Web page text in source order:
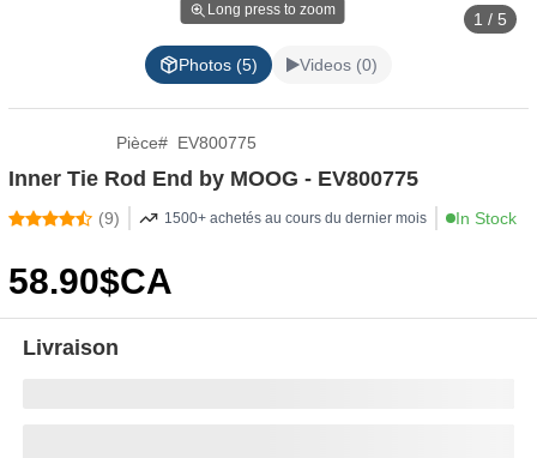
Long press to zoom 1 / 5
Photos (5) Videos (0)
Pièce# EV800775
Inner Tie Rod End by MOOG - EV800775
(9) 1500+ achetés au cours du dernier mois In Stock
58.90$CA
Livraison